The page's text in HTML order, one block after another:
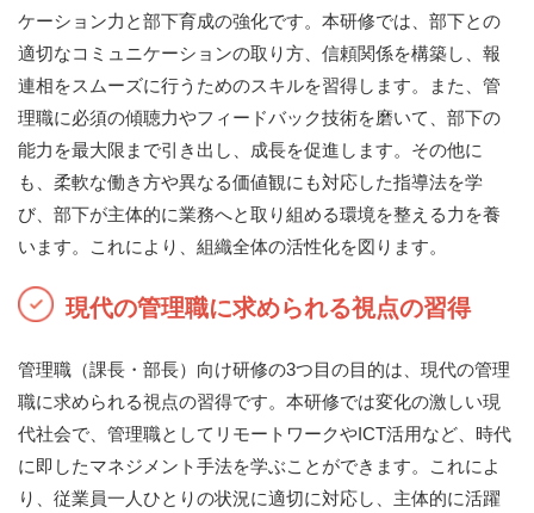
ケーション力と部下育成の強化です。本研修では、部下との
適切なコミュニケーションの取り方、信頼関係を構築し、報
連相をスムーズに行うためのスキルを習得します。また、管
理職に必須の傾聴力やフィードバック技術を磨いて、部下の
能力を最大限まで引き出し、成長を促進します。その他に
も、柔軟な働き方や異なる価値観にも対応した指導法を学
び、部下が主体的に業務へと取り組める環境を整える力を養
います。これにより、組織全体の活性化を図ります。
現代の管理職に求められる視点の習得
管理職（課長・部長）向け研修の3つ目の目的は、現代の管理
職に求められる視点の習得です。本研修では変化の激しい現
代社会で、管理職としてリモートワークやICT活用など、時代
に即したマネジメント手法を学ぶことができます。これによ
り、従業員一人ひとりの状況に適切に対応し、主体的に活躍